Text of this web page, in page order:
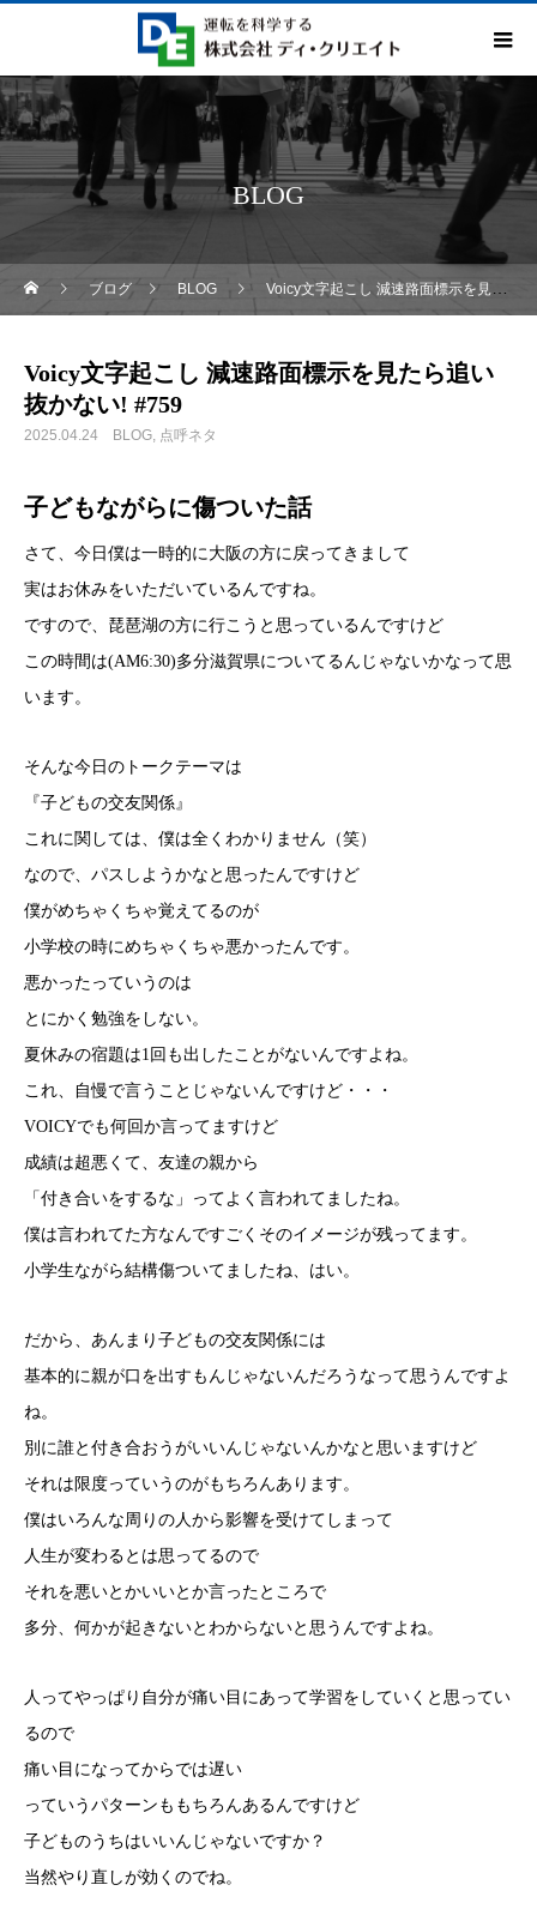
BLOG
ブログ BLOG Voicy文字起こし 減速路面標示を見たら追い抜かない! #759
Voicy文字起こし 減速路面標示を見たら追い
抜かない! #759
2025.04.24 BLOG 点呼ネタ
子どもながらに傷ついた話
さて、今日僕は一時的に大阪の方に戻ってきまして
実はお休みをいただいているんですね。
ですので、琵琶湖の方に行こうと思っているんですけど
この時間は(AM6:30)多分滋賀県についてるんじゃないかなって思
います。
そんな今日のトークテーマは
『子どもの交友関係』
これに関しては、僕は全くわかりません（笑）
なので、パスしようかなと思ったんですけど
僕がめちゃくちゃ覚えてるのが
小学校の時にめちゃくちゃ悪かったんです。
悪かったっていうのは
とにかく勉強をしない。
夏休みの宿題は1回も出したことがないんですよね。
これ、自慢で言うことじゃないんですけど・・・
VOICYでも何回か言ってますけど
成績は超悪くて、友達の親から
「付き合いをするな」ってよく言われてましたね。
僕は言われてた方なんですごくそのイメージが残ってます。
小学生ながら結構傷ついてましたね、はい。
だから、あんまり子どもの交友関係には
基本的に親が口を出すもんじゃないんだろうなって思うんですよ
ね。
別に誰と付き合おうがいいんじゃないんかなと思いますけど
それは限度っていうのがもちろんあります。
僕はいろんな周りの人から影響を受けてしまって
人生が変わるとは思ってるので
それを悪いとかいいとか言ったところで
多分、何かが起きないとわからないと思うんですよね。
人ってやっぱり自分が痛い目にあって学習をしていくと思ってい
るので
痛い目になってからでは遅い
っていうパターンももちろんあるんですけど
子どものうちはいいんじゃないですか？
当然やり直しが効くのでね。